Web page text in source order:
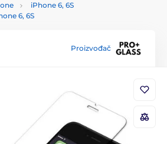
iPhone 6, 6S
6, 6S
Proizvođač